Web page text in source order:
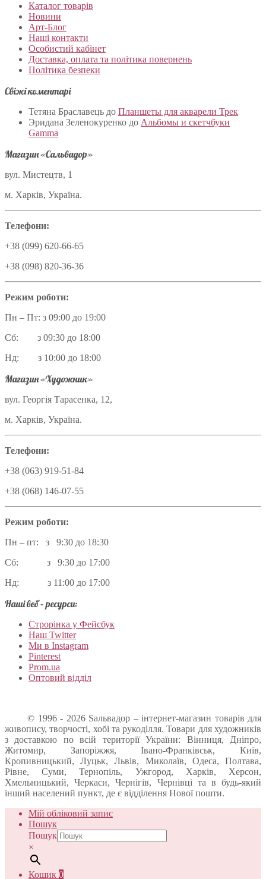
Каталог товарів
Новини
Арт-Блог
Наші контакти
Особистий кабінет
Доставка, оплата та політика повернень
Політика безпеки
Свіжі коментарі
Тетяна Браславець до Планшеты для акварели Трек
Эридана Зеленокуренко до Альбомы и скетчбуки
Gamma
Магазин «Сальвадор»
вул. Мистецтв, 1
м. Харків, Україна.
Телефони:
+38 (099) 620-66-65
+38 (098) 820-36-36
Режим роботи:
Пн – Пт: з 09:00 до 19:00
Сб: з 09:30 до 18:00
Нд: з 10:00 до 18:00
Магазин «Художник»
вул. Георгія Тарасенка, 12,
м. Харків, Україна.
Телефони:
+38 (063) 919-51-84
+38 (068) 146-07-55
Режим роботи:
Пн – пт: з 9:30 до 18:30
Сб: з 9:30 до 17:00
Нд: з 11:00 до 17:00
Наші веб – ресурси:
Строрінка у Фейсбук
Наш Twitter
Ми в Instagram
Pinterest
Prom.ua
Оптовий відділ
© 1996 - 2026 Sальвадор – інтернет-магазин товарів для
живопису, творчості, хобі та рукоділля. Товари для художників
з доставкою по всій території України: Вінниця, Дніпро,
Житомир, Запоріжжя, Івано-Франківськ, Київ,
Кропивницький, Луцьк, Львів, Миколаїв, Одеса, Полтава,
Рівне, Суми, Тернопіль, Ужгород, Харків, Херсон,
Хмельницький, Черкаси, Чернігів, Чернівці та в будь-який
інший населений пункт, де є відділення Нової пошти.
Мій обліковий запис
Пошук
Пошук
×
Кошик 0